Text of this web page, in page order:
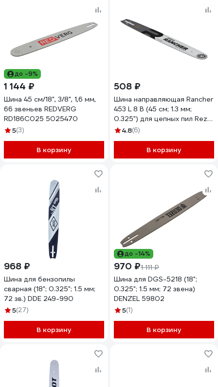
до -9%
1 144 ₽
Шина 45 см/18", 3/8", 1,6 мм,
66 звеньев REDVERG
RD186C025 5025470
5(3)
В корзину
508 ₽
Шина направляющая Rancher
453 L 8 B (45 см; 1.3 мм;
0.325") для цепных пил Rezer
04.001.00005
4.8(6)
В корзину
968 ₽
Шина для бензопилы
сварная (18"; 0.325"; 1.5 мм;
72 зв.) DDE 249-990
5(27)
В корзину
до -14%
970 ₽1 111 ₽
Шина для DGS-5218 (18";
0.325"; 1.5 мм; 72 звена)
DENZEL 59802
5(1)
В корзину